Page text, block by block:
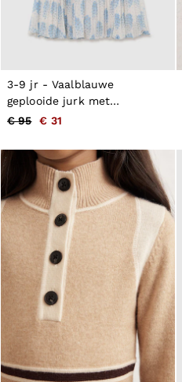
3-9 jr - Vaalblauwe
geplooide jurk met
bloemenprint
€ 95 € 31